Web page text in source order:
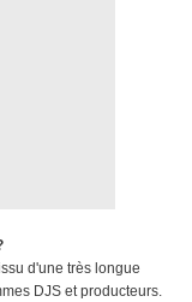
d'une très longue
DJS et producteurs.